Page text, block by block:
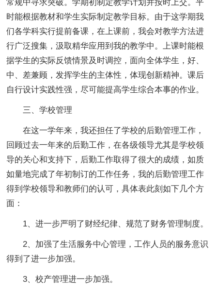
常规中寻求突破。学期初制定教学计划并按时上交。平
时能根据教材和学生实际制定教学目标。由于这学期我
们各学科实行提前备课，在上课前，我会对教学方法进
行广泛搜集，汲取精华应用到我的教学中。上课时能根
据学生的实际反馈情景及时调控，面向全体学生，好、
中、差兼顾，发挥学生的主体性，体现创新精神。课后
自行设计实践性强，尽可能提高学生综合本事的作业。
三、学校管理
在这一学年来，我还担任了学校的后勤管理工作，
回顾过去一年来的后勤工作，在各级领导尤其是学校领
导的关心和支持下，后勤工作取得了很大的成绩，如质
如量地完成了年初制订的工作任务，我的后勤管理工作
得到学校领导和教师们的认可，具体表此刻如下几个方
面：
1、进一步严明了财经纪律、规范了财务管理制度。
2、加强了生活服务中心管理，工作人员的服务意识
得到了进一步加强。
3、校产管理进一步加强。